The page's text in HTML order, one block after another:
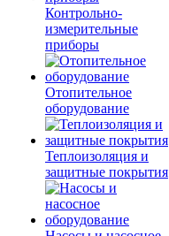
Контрольно-
измерительные
приборы
Отопительное
оборудование
Теплоизоляция и
защитные покрытия